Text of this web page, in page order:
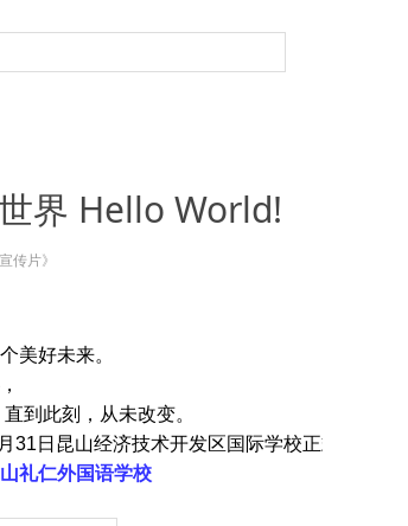
界 Hello World!
传片》
美好未来。
到此刻，从未改变。
31日昆山经济技术开发区国际学校正式
礼仁外国语学校